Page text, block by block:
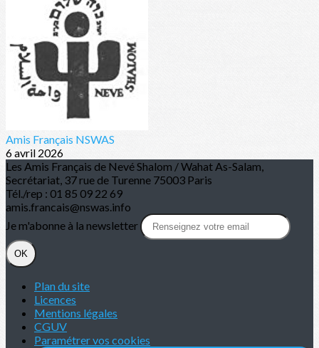
Amis Français NSWAS
6 avril 2026
Les Amis Français de Nevé Shalom / Wahat As-Salam,
Secrétariat, 37 rue de Turenne 75003 Paris
Tél./rep : 01 85 09 22 69
amis.francais@nswas.info
Je m'abonne à la newsletter
OK
Plan du site
Licences
Mentions légales
CGUV
Paramétrer vos cookies